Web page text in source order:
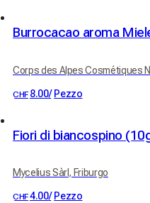
Burrocacao aroma
Corps des Alpes Cosmétiques
CHF 8.00/ Pezzo
Fiori di biancospino
Mycelius Sàrl, Friburgo
CHF4.00/ Pezzo